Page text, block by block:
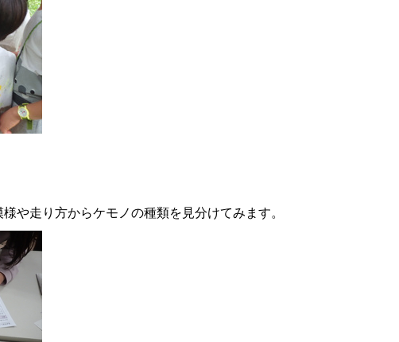
や走り方からケモノの種類を見分けてみます。